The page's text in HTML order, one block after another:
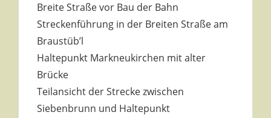
Breite Straße vor Bau der Bahn
Streckenführung in der Breiten Straße am
Braustüb’l
Haltepunkt Markneukirchen mit alter
Brücke
Teilansicht der Strecke zwischen
Siebenbrunn und Haltepunkt